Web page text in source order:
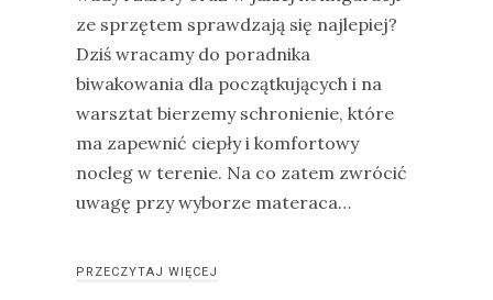
ze sprzętem sprawdzają się najlepiej?
Dziś wracamy do poradnika
biwakowania dla początkujących i na
warsztat bierzemy schronienie, które
ma zapewnić ciepły i komfortowy
nocleg w terenie. Na co zatem zwrócić
uwagę przy wyborze materaca…
PRZECZYTAJ WIĘCEJ